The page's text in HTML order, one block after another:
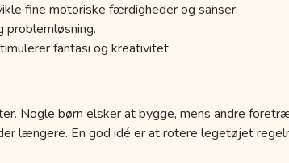
fine motoriske færdigheder og sanser.
problemløsning.
fantasi og kreativitet.
Nogle børn elsker at bygge, mens andre
længere. En god idé er at rotere legetøjet